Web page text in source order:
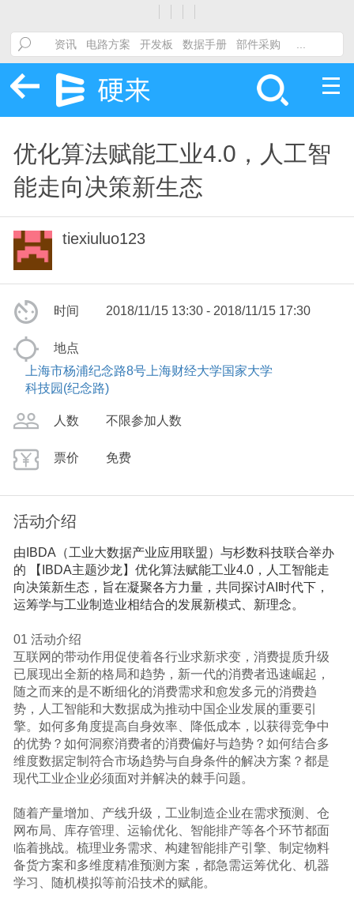
优化算法赋能工业4.0，人工智
能走向决策新生态
tiexiuluo123
时间 2018/11/15 13:30 - 2018/11/15 17:30
地点
上海市杨浦纪念路8号上海财经大学国家大学
科技园(纪念路)
人数 不限参加人数
票价 免费
活动介绍
由IBDA（工业大数据产业应用联盟）与杉数科技联合举办
的 【IBDA主题沙龙】优化算法赋能工业4.0，人工智能走
向决策新生态，旨在凝聚各方力量，共同探讨AI时代下，
运筹学与工业制造业相结合的发展新模式、新理念。
01 活动介绍
互联网的带动作用促使着各行业求新求变，消费提质升级
已展现出全新的格局和趋势，新一代的消费者迅速崛起，
随之而来的是不断细化的消费需求和愈发多元的消费趋
势，人工智能和大数据成为推动中国企业发展的重要引
擎。如何多角度提高自身效率、降低成本，以获得竞争中
的优势？如何洞察消费者的消费偏好与趋势？如何结合多
维度数据定制符合市场趋势与自身条件的解决方案？都是
现代工业企业必须面对并解决的棘手问题。
随着产量增加、产线升级，工业制造企业在需求预测、仓
网布局、库存管理、运输优化、智能排产等各个环节都面
临着挑战。梳理业务需求、构建智能排产引擎、制定物料
备货方案和多维度精准预测方案，都急需运筹优化、机器
学习、随机模拟等前沿技术的赋能。